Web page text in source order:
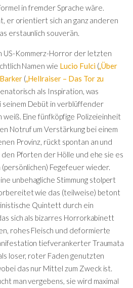
in fremder Sprache wäre.
er orientiert sich an ganz anderen
erstaunlich souverän.
US-Kommerz-Horror der letzten
Namen wie Lucio Fulci(„Über
(„Hellraiser – Das Tor zu
als Inspiration, was
seinem Debüt in verblüffender
Eine fünfköpfige Polizeieinheit
Notruf um Verstärkung bei einem
Provinz, rückt spontan an und
Pforten der Hölle und ehe sie es
Fegefeuer wieder.
unbehagliche Stimmung stolpert
wie das (teilweise) betont
Quintett durch ein
sich als bizarres Horrorkabinett
rohes Fleisch und deformierte
tiefverankerter Traumata
loser, roter Faden genutzten
das nur Mittel zum Zweck ist.
man vergebens, sie wird maximal